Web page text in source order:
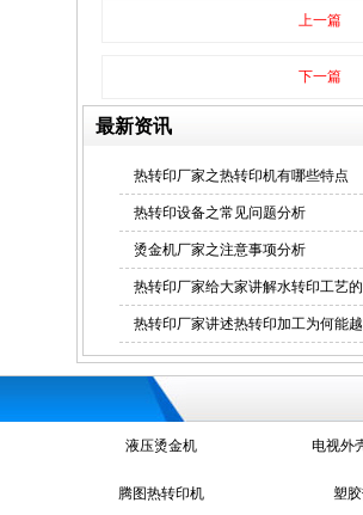
上一篇
下一篇
最新资讯
热转印厂家之热转印机有哪些特点
热转印设备之常见问题分析
烫金机厂家之注意事项分析
热转印厂家给大家讲解水转印工艺
热转印厂家讲述热转印加工为何能
液压烫金机 电视外
腾图热转印机 塑